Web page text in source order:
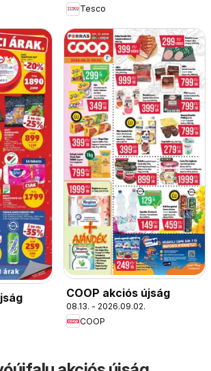
Tesco
COOP akciós újság
08.13. - 2026.09.02.
COOP